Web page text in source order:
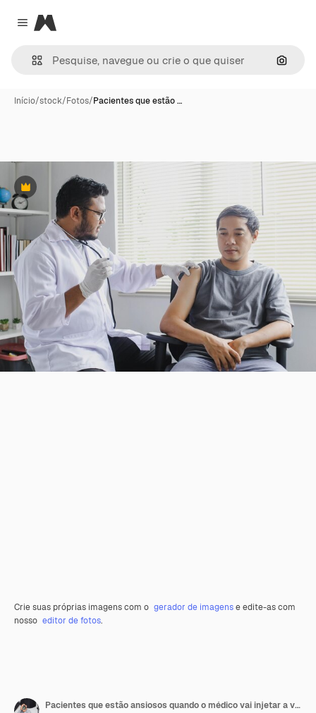
Close menu
Magnific
Início/stock/Fotos/Pacientes que estão …
Premium
Crie suas próprias imagens com o gerador de imagense edite-as com
nosso editor de fotos.
Pacientes que estão ansiosos quando o médico vai injetar a vacina